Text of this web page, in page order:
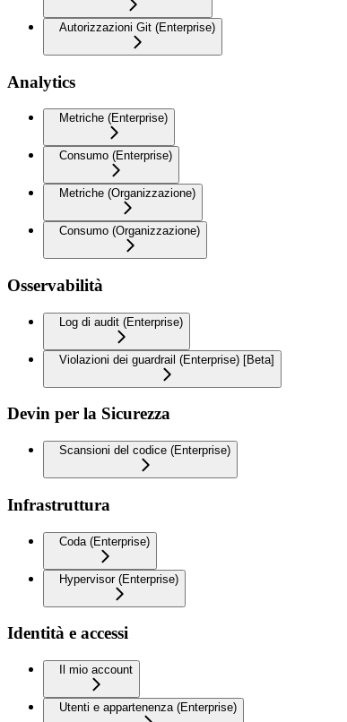
Autorizzazioni Git (Enterprise)
Analytics
Metriche (Enterprise)
Consumo (Enterprise)
Metriche (Organizzazione)
Consumo (Organizzazione)
Osservabilità
Log di audit (Enterprise)
Violazioni dei guardrail (Enterprise) [Beta]
Devin per la Sicurezza
Scansioni del codice (Enterprise)
Infrastruttura
Coda (Enterprise)
Hypervisor (Enterprise)
Identità e accessi
Il mio account
Utenti e appartenenza (Enterprise)